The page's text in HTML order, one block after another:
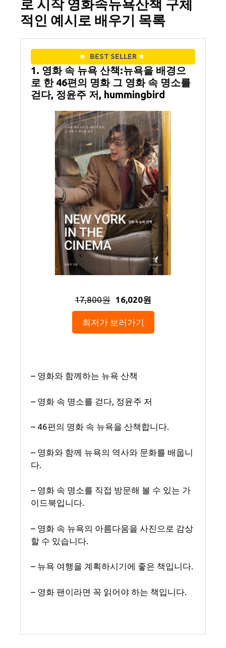
로 시작 영화속뉴욕산책 구체
적인 예시로 배우기 목록
★ BEST SELLER ★
1. 영화 속 뉴욕 산책:뉴욕을 배경으
로 한 46편의 명화 그 영화 속 명소를
걷다, 정윤주 저, hummingbird
17,800원 16,020원
최저가 보러가기
– 영화와 함께하는 뉴욕 산책
– 영화 속 명소를 걷다, 정윤주 저
– 46편의 명화 속 뉴욕을 산책합니다.
– 영화와 함께 뉴욕의 역사와 문화를 배웁니
다.
– 영화 속 명소를 직접 방문해 볼 수 있는 가
이드북입니다.
– 영화 속 뉴욕의 아름다움을 사진으로 감상
할 수 있습니다.
– 뉴욕 여행을 계획하시기에 좋은 책입니다.
– 영화 팬이라면 꼭 읽어야 하는 책입니다.